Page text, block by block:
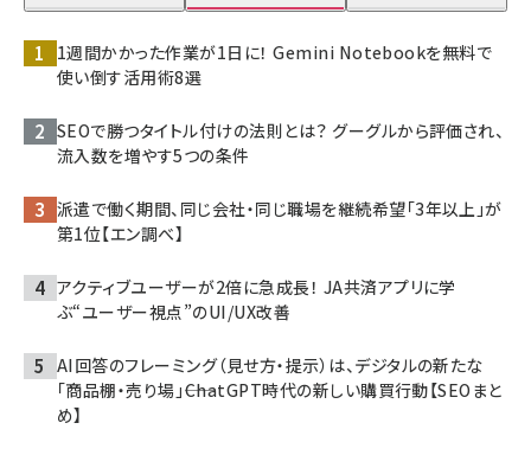
1週間かかった作業が1日に！ Gemini Notebookを無料で
使い倒す活用術8選
SEOで勝つタイトル付けの法則とは？ グーグルから評価され、
流入数を増やす5つの条件
派遣で働く期間、同じ会社・同じ職場を継続希望「3年以上」が
第1位【エン調べ】
アクティブユーザーが2倍に急成長！ JA共済アプリに学
ぶ“ユーザー視点”のUI/UX改善
AI回答のフレーミング（見せ方・提示）は、デジタルの新たな
「商品棚・売り場」――ChatGPT時代の新しい購買行動【SEOまと
め】